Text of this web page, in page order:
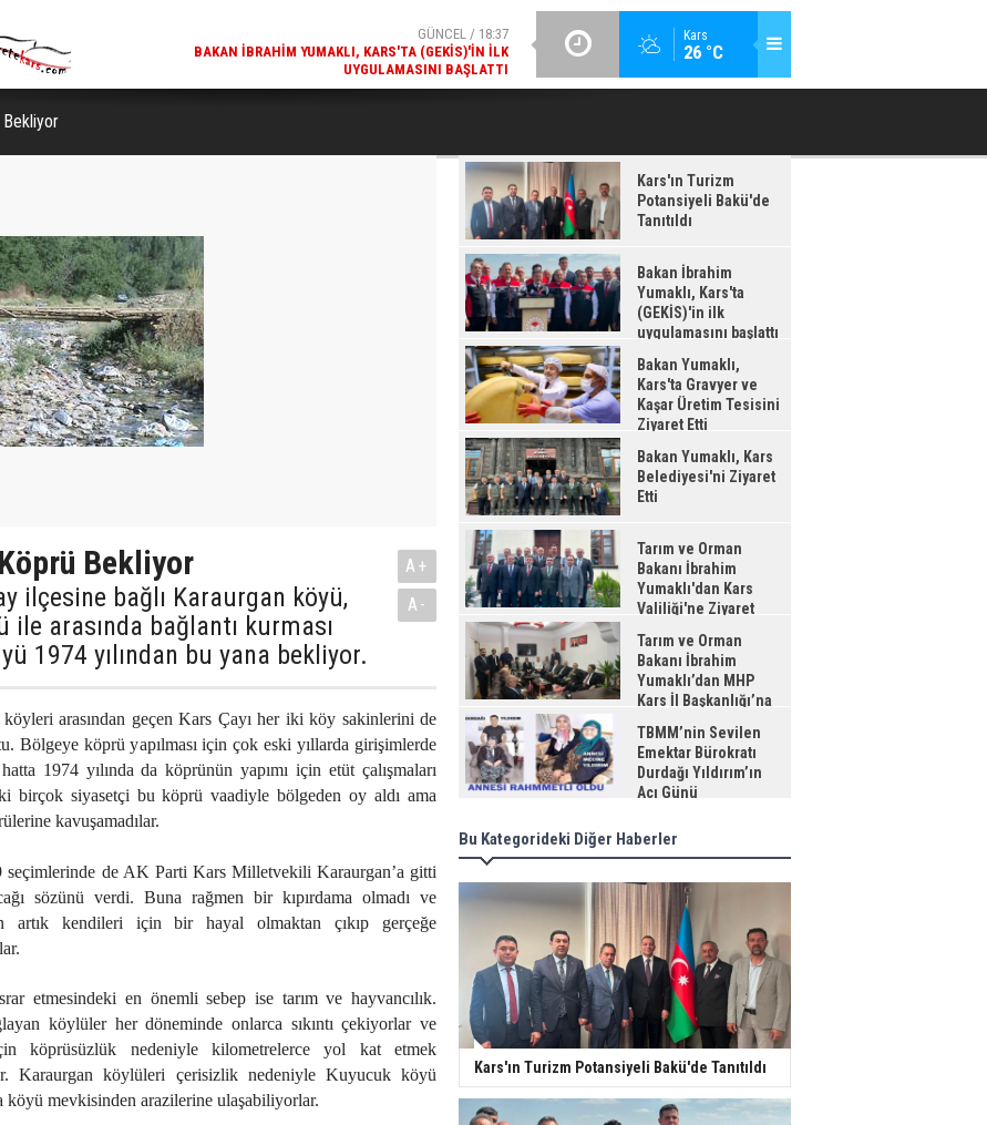
Kars
26 °C
TANITILDI
GÜNCEL / 18:37
BAKAN İBRAHIM YUMAKLI, KARS'TA (GEKİS)'IN ILK
UYGULAMASINI BAŞLATTI
BAKAN YUMAKLI, KARS'TA GRAVYER VE KAŞAR ÜRETIM
Bekliyor
Bekliyor
ilçesine bağlı Karaurgan köyü,
ile arasında bağlantı kurması
1974 yılından bu yana bekliyor.
A+
A-
köyleri arasından geçen Kars Çayı her iki köy sakinlerini de
Bölgeye köprü yapılması için çok eski yıllarda girişimlerde
1974 yılında da köprünün yapımı için etüt çalışmaları
ki birçok siyasetçi bu köprü vaadiyle bölgeden oy aldı ama
kavuşamadılar.
seçimlerinde de AK Parti Kars Milletvekili Karaurgan’a gitti
sözünü verdi. Buna rağmen bir kıpırdama olmadı ve
artık kendileri için bir hayal olmaktan çıkıp gerçeğe
etmesindeki en önemli sebep ise tarım ve hayvancılık.
köylüler her döneminde onlarca sıkıntı çekiyorlar ve
köprüsüzlük nedeniyle kilometrelerce yol kat etmek
Karaurgan köylüleri çerisizlik nedeniyle Kuyucuk köyü
köyü mevkisinden arazilerine ulaşabiliyorlar.
Kars'ın Turizm
Potansiyeli Bakü'de
Tanıtıldı
Bakan İbrahim
Yumaklı, Kars'ta
(GEKİS)'in ilk
uygulamasını başlattı
Bakan Yumaklı,
Kars'ta Gravyer ve
Kaşar Üretim Tesisini
Ziyaret Etti
Bakan Yumaklı, Kars
Belediyesi'ni Ziyaret
Etti
Tarım ve Orman
Bakanı İbrahim
Yumaklı'dan Kars
Valiliği'ne Ziyaret
Tarım ve Orman
Bakanı İbrahim
Yumaklı’dan MHP
Kars İl Başkanlığı’na
Ziyaret
TBMM’nin Sevilen
Emektar Bürokratı
Durdağı Yıldırım’ın
Acı Günü
Bu Kategorideki Diğer Haberler
Kars'ın Turizm Potansiyeli Bakü'de Tanıtıldı